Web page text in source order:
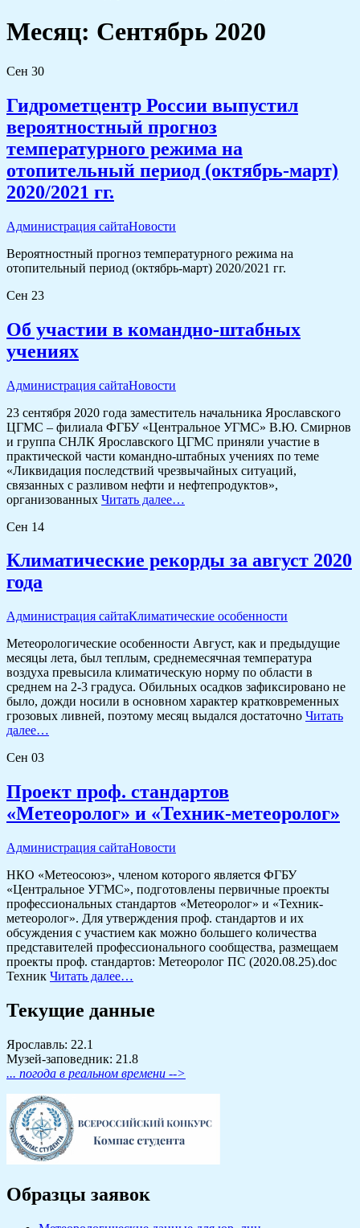
Месяц: Сентябрь 2020
Сен 30
Гидрометцентр России выпустил
вероятностный прогноз
температурного режима на
отопительный период (октябрь-март)
2020/2021 гг.
Администрация сайтаНовости
Вероятностный прогноз температурного режима на
отопительный период (октябрь-март) 2020/2021 гг.
Сен 23
Об участии в командно-штабных
учениях
Администрация сайтаНовости
23 сентября 2020 года заместитель начальника Ярославского
ЦГМС – филиала ФГБУ «Центральное УГМС» В.Ю. Смирнов
и группа СНЛК Ярославского ЦГМС приняли участие в
практической части командно-штабных учениях по теме
«Ликвидация последствий чрезвычайных ситуаций,
связанных с разливом нефти и нефтепродуктов»,
организованных Читать далее…
Сен 14
Климатические рекорды за август 2020
года
Администрация сайтаКлиматические особенности
Метеорологические особенности Август, как и предыдущие
месяцы лета, был теплым, среднемесячная температура
воздуха превысила климатическую норму по области в
среднем на 2-3 градуса. Обильных осадков зафиксировано не
было, дожди носили в основном характер кратковременных
грозовых ливней, поэтому месяц выдался достаточно Читать
далее…
Сен 03
Проект проф. стандартов
«Метеоролог» и «Техник-метеоролог»
Администрация сайтаНовости
НКО «Метеосоюз», членом которого является ФГБУ
«Центральное УГМС», подготовлены первичные проекты
профессиональных стандартов «Метеоролог» и «Техник-
метеоролог». Для утверждения проф. стандартов и их
обсуждения с участием как можно большего количества
представителей профессионального сообщества, размещаем
проекты проф. стандартов: Метеоролог ПС (2020.08.25).doc
Техник Читать далее…
Текущие данные
Ярославль: 22.1
Музей-заповедник: 21.8
... погода в реальном времени -->
Образцы заявок